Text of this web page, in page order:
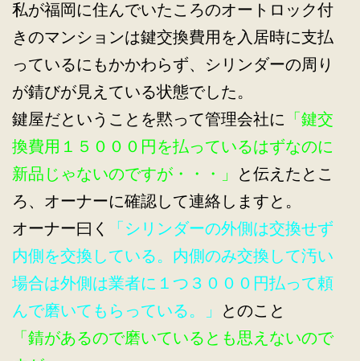
私が福岡に住んでいたころのオートロック付
きのマンションは鍵交換費用を入居時に支払
っているにもかかわらず、シリンダーの周り
が錆びが見えている状態でした。
鍵屋だということを黙って管理会社に 「鍵交
換費用１５０００円を払っているはずなのに
新品じゃないのですが・・・」
と伝えたとこ
ろ、オーナーに確認して連絡しますと。
オーナー曰く
「シリンダーの外側は交換せず
内側を交換している。内側のみ交換して汚い
場合は外側は業者に１つ３０００円払って頼
んで磨いてもらっている。」
とのこと
「錆があるので磨いているとも思えないので